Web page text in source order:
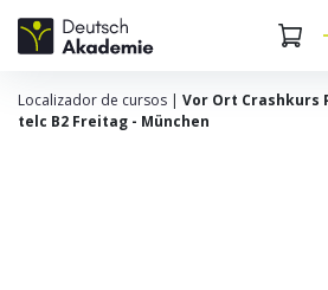
Localizador de cursos | Vor Ort
telc B2 Freitag - München